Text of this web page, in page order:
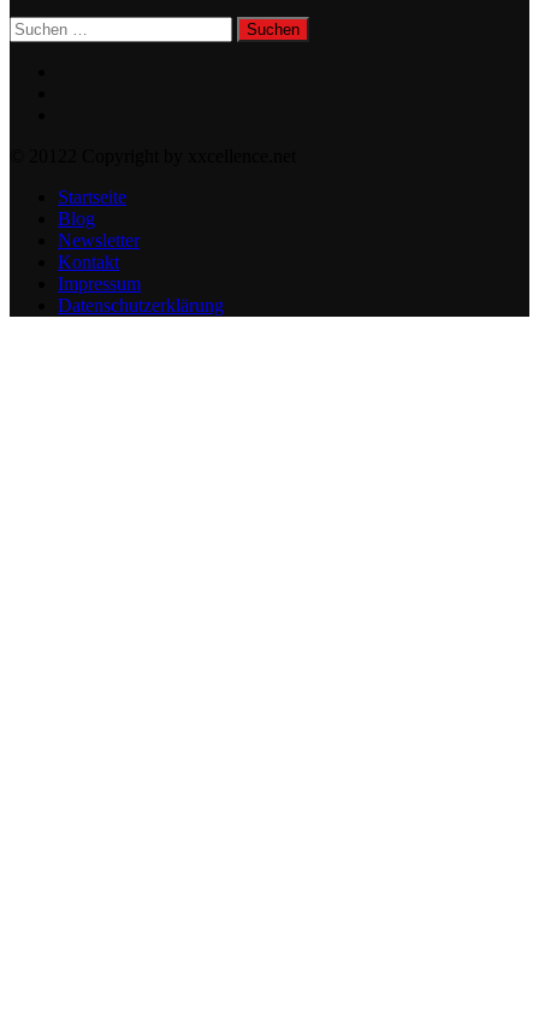
Suchen
nach:
Startseite
Blog
Newsletter
Kontakt
Impressum
Datenschutzerklärung